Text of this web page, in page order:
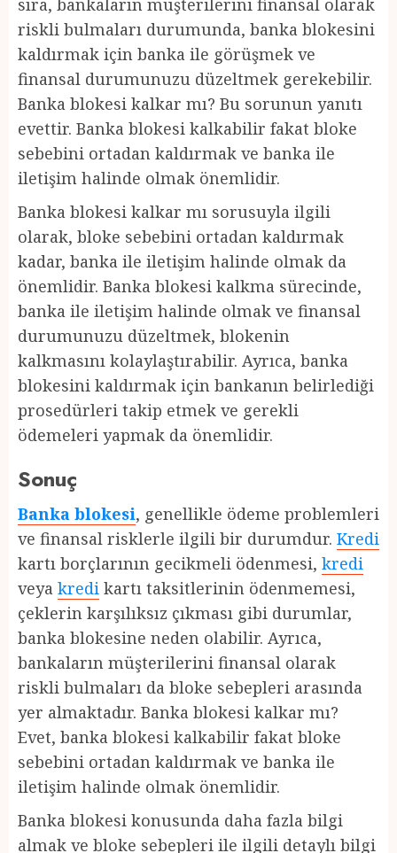
sıra, bankaların müşterilerini finansal olarak
riskli bulmaları durumunda, banka blokesini
kaldırmak için banka ile görüşmek ve
finansal durumunuzu düzeltmek gerekebilir.
Banka blokesi kalkar mı? Bu sorunun yanıtı
evettir. Banka blokesi kalkabilir fakat bloke
sebebini ortadan kaldırmak ve banka ile
iletişim halinde olmak önemlidir.
Banka blokesi kalkar mı sorusuyla ilgili
olarak, bloke sebebini ortadan kaldırmak
kadar, banka ile iletişim halinde olmak da
önemlidir. Banka blokesi kalkma sürecinde,
banka ile iletişim halinde olmak ve finansal
durumunuzu düzeltmek, blokenin
kalkmasını kolaylaştırabilir. Ayrıca, banka
blokesini kaldırmak için bankanın belirlediği
prosedürleri takip etmek ve gerekli
ödemeleri yapmak da önemlidir.
Sonuç
Banka blokesi, genellikle ödeme problemleri
ve finansal risklerle ilgili bir durumdur. Kredi
kartı borçlarının gecikmeli ödenmesi, kredi
veya kredi kartı taksitlerinin ödenmemesi,
çeklerin karşılıksız çıkması gibi durumlar,
banka blokesine neden olabilir. Ayrıca,
bankaların müşterilerini finansal olarak
riskli bulmaları da bloke sebepleri arasında
yer almaktadır. Banka blokesi kalkar mı?
Evet, banka blokesi kalkabilir fakat bloke
sebebini ortadan kaldırmak ve banka ile
iletişim halinde olmak önemlidir.
Banka blokesi konusunda daha fazla bilgi
almak ve bloke sebepleri ile ilgili detaylı bilgi